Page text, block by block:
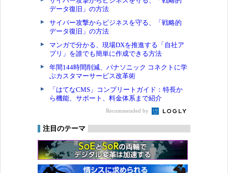
データ復旧」の方法
サイバー攻撃からビジネスを守る、「戦略的
データ復旧」の方法
マンガで分かる、現場DXを推進する「自社ア
プリ」を誰でも簡単に作成できる方法
年間144時間削減、パナソニック コネクトに学
ぶカスタマーサービス改革術
「はてなCMS」コンプリートガイド：特長か
ら機能、サポート、料金体系まで紹介
Recommended by
注目のテーマ